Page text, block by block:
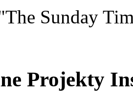
Sunday
Projekty